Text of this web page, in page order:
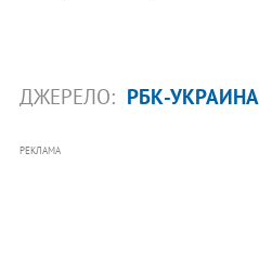
ДЖЕРЕЛО: РБК-УКРАИНА
РЕКЛАМА